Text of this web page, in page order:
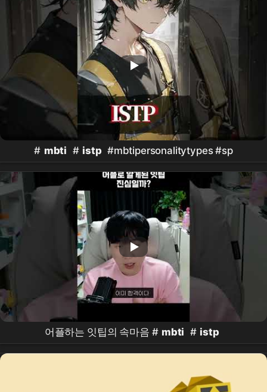
# mbti # istp #mbtipersonalitytypes #sp
어플하는 잇팁의 속마음 # mbti # istp